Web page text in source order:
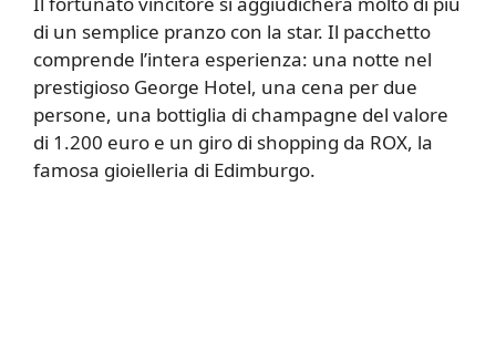
di un semplice pranzo con la star. Il pacchetto
comprende l’intera esperienza: una notte nel
prestigioso George Hotel, una cena per due
persone, una bottiglia di champagne del valore
di 1.200 euro e un giro di shopping da ROX, la
famosa gioielleria di Edimburgo.